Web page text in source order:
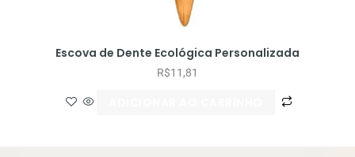
Escova de Dente Ecológica Personalizada
R$11,81